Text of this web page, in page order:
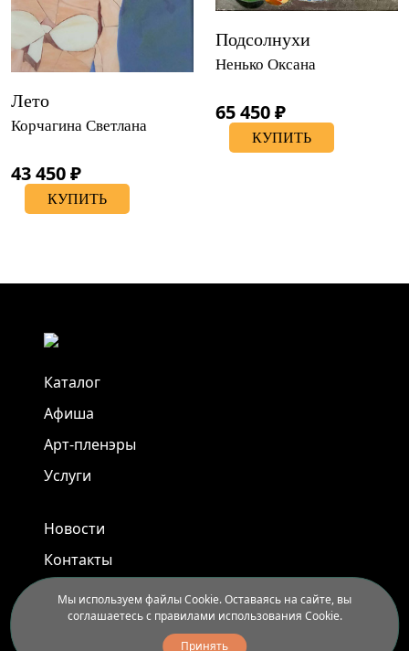
Лето
Корчагина Светлана
43 450 ₽
КУПИТЬ
Подсолнухи
Ненько Оксана
65 450 ₽
КУПИТЬ
Каталог
Афиша
Арт-пленэры
Услуги
Новости
Контакты
Доставка и правила вывоза
Иркутск, ул. Седова, 40
Мы используем файлы Cookie. Оставаясь на сайте, вы
соглашаетесь с правилами использования Cookie.
Принять